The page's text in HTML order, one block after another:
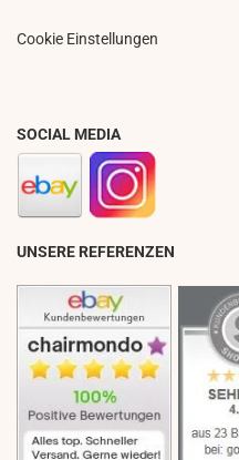
Cookie Einstellungen
SOCIAL MEDIA
UNSERE REFERENZEN